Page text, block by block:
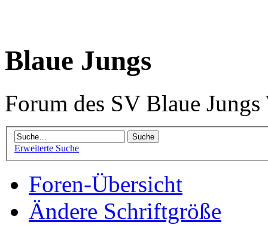
Blaue Jungs
Forum des SV Blaue
Erweiterte Suche
Foren-Übersicht
Ändere Schriftgröße